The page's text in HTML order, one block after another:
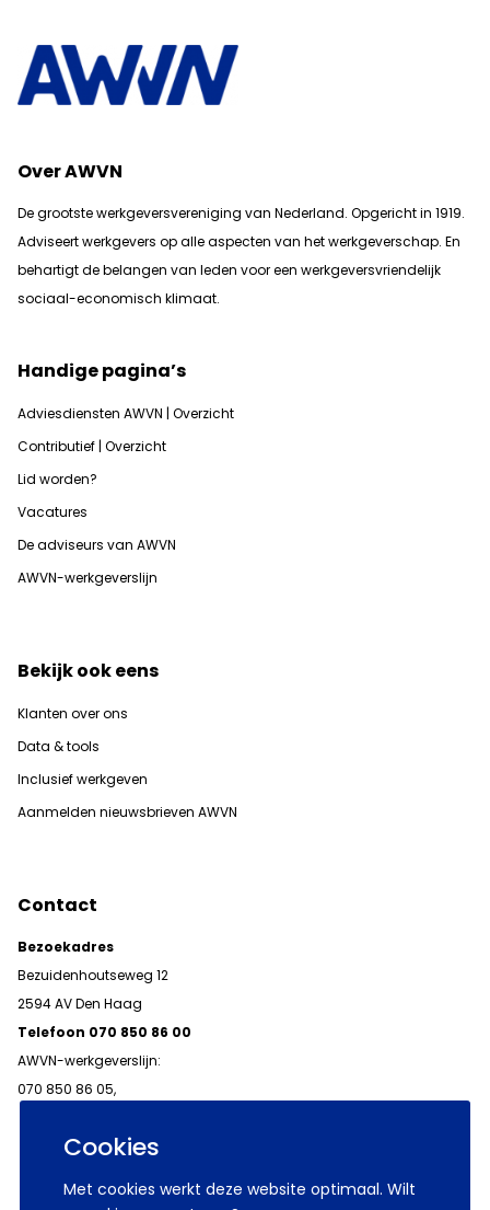
Cookies
Met cookies werkt deze website optimaal. Wilt
Over AWVN
De grootste werkgeversvereniging van Nederland. Opgericht in 1919.
Adviseert werkgevers op alle aspecten van het werkgeverschap. En
behartigt de belangen van leden voor een werkgeversvriendelijk
sociaal-economisch klimaat.
Handige pagina’s
Adviesdiensten AWVN | Overzicht
Contributief | Overzicht
Lid worden?
Vacatures
De adviseurs van AWVN
AWVN-werkgeverslijn
Bekijk ook eens
Klanten over ons
Data & tools
Inclusief werkgeven
Aanmelden nieuwsbrieven AWVN
Contact
Bezoekadres
Bezuidenhoutseweg 12
2594 AV Den Haag
Telefoon 070 850 86 00
AWVN-werkgeverslijn:
070 850 86 05,